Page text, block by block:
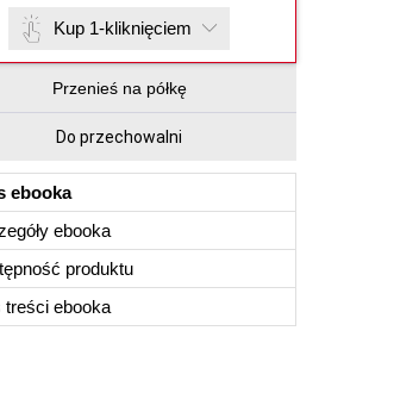
Kup 1-kliknięciem
Przenieś na półkę
Do przechowalni
ebooka
ebooka
produktu
treści ebooka